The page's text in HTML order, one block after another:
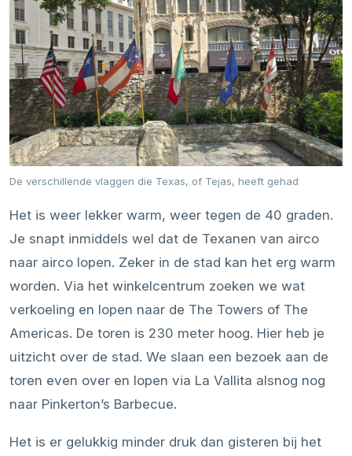
De verschillende vlaggen die Texas, of Tejas, heeft gehad
Het is weer lekker warm, weer tegen de 40 graden.
Je snapt inmiddels wel dat de Texanen van airco
naar airco lopen. Zeker in de stad kan het erg warm
worden. Via het winkelcentrum zoeken we wat
verkoeling en lopen naar de The Towers of The
Americas. De toren is 230 meter hoog. Hier heb je
uitzicht over de stad. We slaan een bezoek aan de
toren even over en lopen via La Vallita alsnog nog
naar Pinkerton’s Barbecue.
Het is er gelukkig minder druk dan gisteren bij het